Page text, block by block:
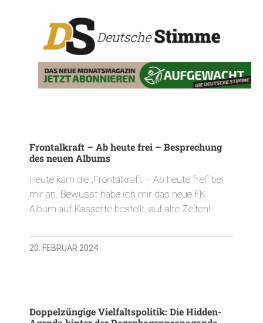
Frontalkraft – Ab heute frei – Besprechung
des neuen Albums
Heute kam die „Frontalkraft – Ab heute frei“ bei
mir an. Bewusst habe ich mir das neue FK
Album auf Kassette bestellt, auf alte Zeiten!
20. FEBRUAR 2024
Doppelzüngige Vielfaltspolitik: Die Hidden-